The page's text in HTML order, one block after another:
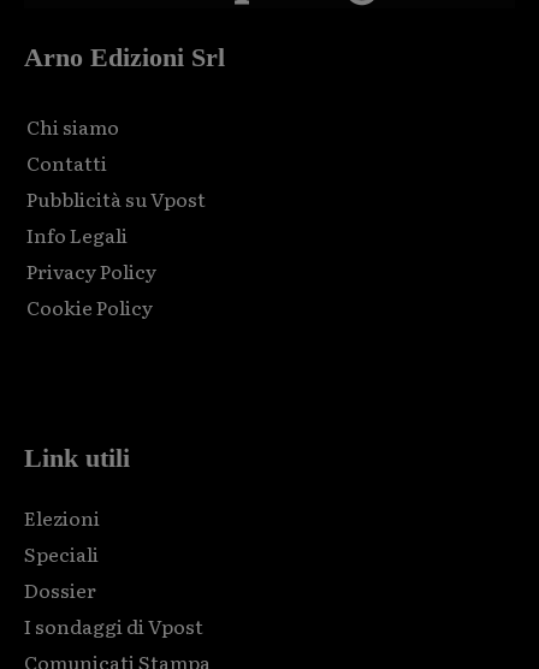
Arno Edizioni Srl
Chi siamo
Contatti
Pubblicità su Vpost
Info Legali
Privacy Policy
Cookie Policy
Link utili
Elezioni
Speciali
Dossier
I sondaggi di Vpost
Comunicati Stampa